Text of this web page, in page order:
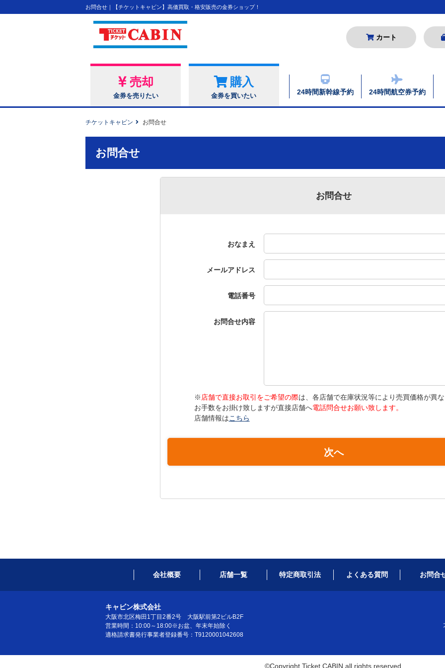
お問合せ｜【チケットキャビン】高価買取・格安販売の金券ショップ！
カート
売却
金券を売りたい
購入
金券を買いたい 24時間新幹線予約 24時間航空券予約
チケットキャビン お問合せ
お問合せ
お問合せ
おなまえ
メールアドレス
電話番号
お問合せ内容
※ 店舗で直接お取引をご希望の際は、各店舗で在庫状況等により売買価格が異
お手数をお掛け致しますが直接店舗へ電話問合せお願い致します。
店舗情報はこちら
次へ
会社概要 店舗一覧 特定商取引法 よくある質問 お問合
キャビン株式会社
大阪市北区梅田1丁目2番2号 大阪駅前第2ビルB2F
営業時間：10:00～18:00※お盆、年末年始除く
適格請求書発行事業者登録番号：T9120001042608
©Copyright Ticket CABIN all rights reserved.